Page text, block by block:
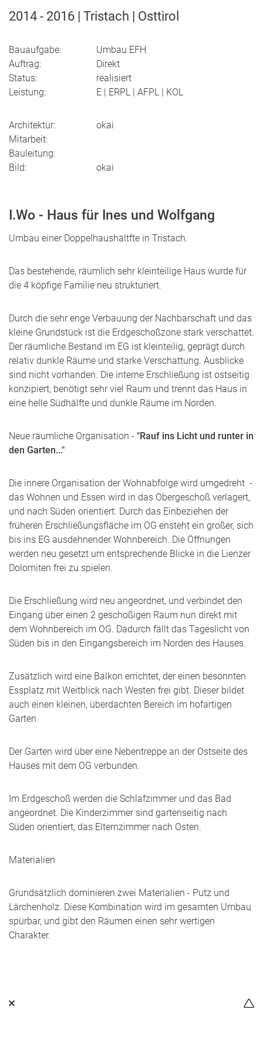
2014 - 2016 | Tristach | Osttirol
Bauaufgabe:
Auftrag:
Status:
Leistung:
Umbau EFH
Direkt
realisiert
E | ERPL | AFPL | KOL
Architektur:
Mitarbeit:
Bauleitung:
Bild:
okai
okai
I.Wo - Haus für Ines und Wolfgang
Umbau einer Doppelhaushältfte in Tristach.
Das bestehende, räumlich sehr kleinteilige Haus wurde für
die 4 köpfige Familie neu strukturiert.
Durch die sehr enge Verbauung der Nachbarschaft und das
kleine Grundstück ist die Erdgeschoßzone stark verschattet.
Der räumliche Bestand im EG ist kleinteilig, geprägt durch
relativ dunkle Räume und starke Verschattung. Ausblicke
sind nicht vorhanden. Die interne Erschließung ist ostseitig
konzipiert, benötigt sehr viel Raum und trennt das Haus in
eine helle Südhälfte und dunkle Räume im Norden.
Neue räumliche Organisation - "Rauf ins Licht und runter in
den Garten..."
Die innere Organisation der Wohnabfolge wird umgedreht -
das Wohnen und Essen wird in das Obergeschoß verlagert,
und nach Süden orientiert. Durch das Einbeziehen der
früheren Erschließungsfläche im OG ensteht ein großer, sich
bis ins EG ausdehnender Wohnbereich. Die Öffnungen
werden neu gesetzt um entsprechende Blicke in die Lienzer
Dolomiten frei zu spielen.
Die Erschließung wird neu angeordnet, und verbindet den
Eingang über einen 2 geschoßigen Raum nun direkt mit
dem Wohnbereich im OG. Dadurch fällt das Tageslicht von
Süden bis in den Eingangsbereich im Norden des Hauses.
Zusätzlich wird eine Balkon errichtet, der einen besonnten
Essplatz mit Weitblick nach Westen frei gibt. Dieser bildet
auch einen kleinen, überdachten Bereich im hofartigen
Garten.
Der Garten wird über eine Nebentreppe an der Ostseite des
Hauses mit dem OG verbunden.
Im Erdgeschoß werden die Schlafzimmer und das Bad
angeordnet. Die Kinderzimmer sind gartenseitig nach
Süden orientiert, das Elternzimmer nach Osten.
Materialien
Grundsätzlich dominieren zwei Materialien - Putz und
Lärchenholz. Diese Kombination wird im gesamten Umbau
spürbar, und gibt den Räumen einen sehr wertigen
Charakter.